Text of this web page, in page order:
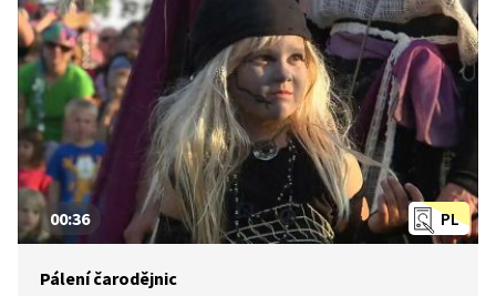
PL
00:36
Pálení čarodějnic